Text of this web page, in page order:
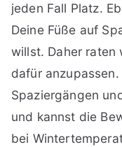
jeden Fall Platz.
Deine Füße auf
willst. Daher raten
dafür
Spaziergängen
und kannst die
bei